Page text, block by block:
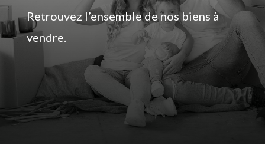
Retrouvez l’ensemble de nos biens à
vendre.